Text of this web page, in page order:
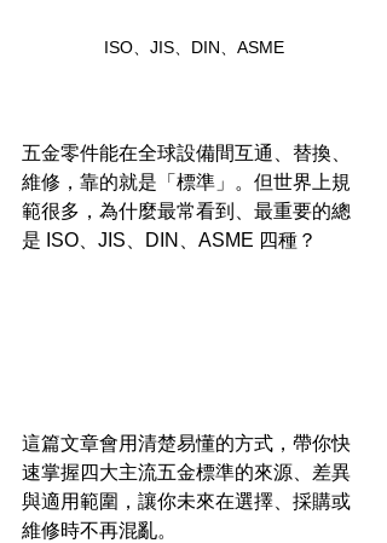
ISO、JIS、DIN、ASME
五金零件能在全球設備間互通、替換、
維修，靠的就是「標準」。但世界上規
範很多，為什麼最常看到、最重要的總
是 ISO、JIS、DIN、ASME 四種？
這篇文章會用清楚易懂的方式，帶你快
速掌握四大主流五金標準的來源、差異
與適用範圍，讓你未來在選擇、採購或
維修時不再混亂。